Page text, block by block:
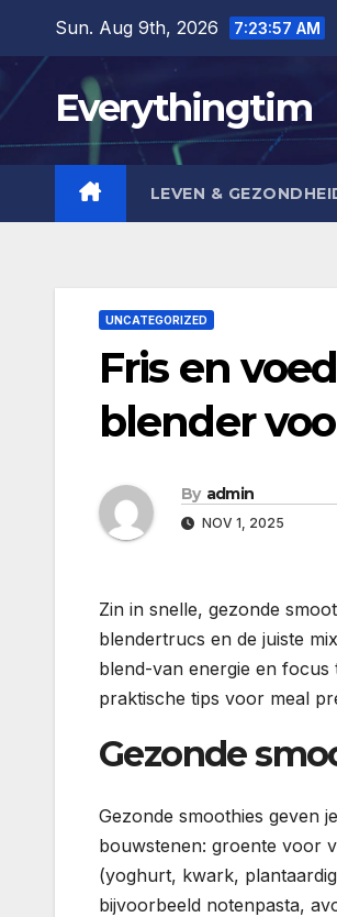
content
Sun. Aug 9th, 2026 7:23:58 AM
Everythingtim
LEVEN &
UNCATEGORIZED
Fris en
blender
By admin
NOV 1, 2025
Zin in snelle, gezonde
blendertrucs en de juiste
blend-van energie en
praktische tips voor meal
Gezonde
Gezonde smoothies geven
bouwstenen: groente voor
(yoghurt, kwark,
bijvoorbeeld notenpasta,